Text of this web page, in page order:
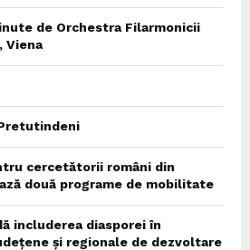
de Orchestra Filarmonicii
Viena
cercetătorii români din
două programe de mobilitate
includerea diasporei în
și regionale de dezvoltare